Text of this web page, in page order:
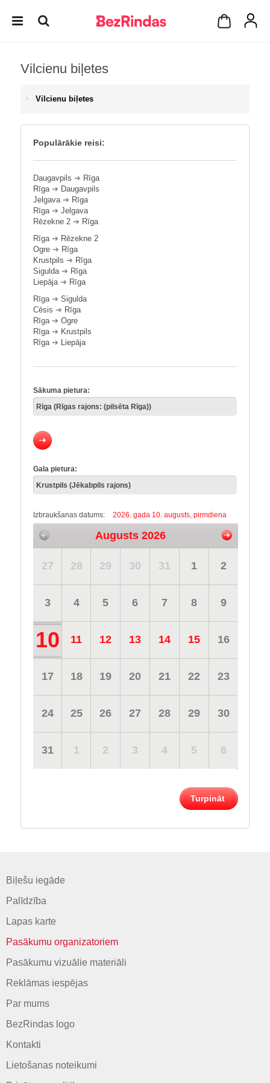
Vilcienu biļetes
Vilcienu biļetes
Populārākie reisi:
Daugavpils ➔ Rīga
Rīga➔ Daugavpils
Jelgava➔ Rīga
Rīga➔ Jelgava
Rēzekne 2 ➔ Rīga
Rīga➔ Rēzekne 2
Ogre ➔ Rīga
Krustpils ➔ Rīga
Sigulda➔ Rīga
Liepāja➔ Rīga
Rīga➔ Sigulda
Cēsis ➔ Rīga
Rīga➔ Ogre
Rīga➔ Krustpils
Rīga➔ Liepāja
Sākuma pietura:
Gala pietura:
Izbraukšanas datums: 2026. gada 10. augusts, pirmdiena
Augusts 2026
27 28 29 30 31 1 2
3 4 5 6 7 8 9
10 11 12 13 14 15 16
17 18 19 20 21 22 23
24 25 26 27 28 29 30
31 1 2 3 4 5 6
Turpināt
Biļešu iegāde
Palīdzība
Lapas karte
Pasākumu organizatoriem
Pasākumu vizuālie materiāli
Reklāmas iespējas
Par mums
BezRindas logo
Kontakti
Lietošanas noteikumi